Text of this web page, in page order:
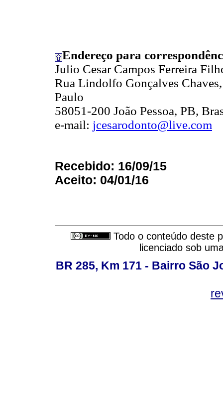
Endereço para
Julio Cesar Campos Ferreira
Rua Lindolfo Gonçalves
Paulo
58051-200 João Pessoa, PB,
e-mail: jcesarodonto@live.com
Recebido: 16/09/15
Aceito: 04/01/16
Todo o conteúdo deste
licenciado sob
BR 285, Km 171 - Bairro São